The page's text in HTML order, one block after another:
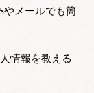
やメールでも簡
情報を教える